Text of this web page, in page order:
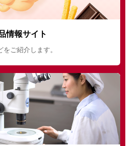
情報サイト
ご紹介します。